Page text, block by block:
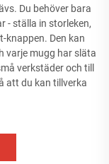
Du behöver bara
- ställa in storleken,
knappen. Den kan
varje mugg har släta
verkstäder och till
att du kan tillverka